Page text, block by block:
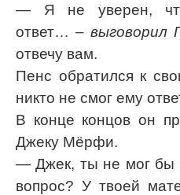
— Я не уверен,
ответ…– выговорил
отвечу вам.
Пенс обратился к
никто не смог ему
В конце концов он
Джеку Мёрфи.
— Джек, ты не мог бы
вопрос? У твоей